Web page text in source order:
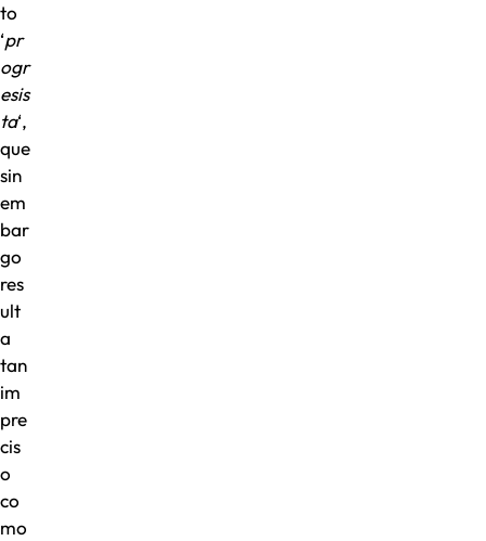
to
‘pr
ogr
esis
ta‘,
que
sin
em
bar
go
res
ult
a
tan
im
pre
cis
o
co
mo